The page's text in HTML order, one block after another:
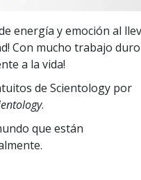
energía y emoción al
Con mucho trabajo
a la vida!
de Scientology por
.
que están